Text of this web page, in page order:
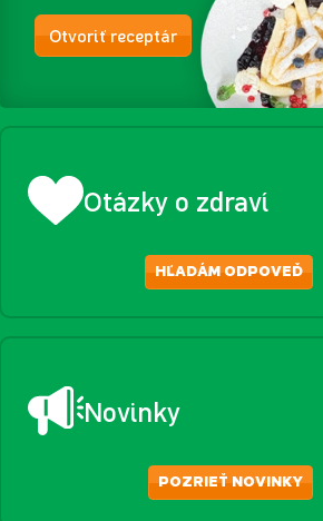
Otvoriť receptár
Otázky o zdraví
HĽADÁM ODPOVEĎ
Novinky
POZRIEŤ NOVINKY